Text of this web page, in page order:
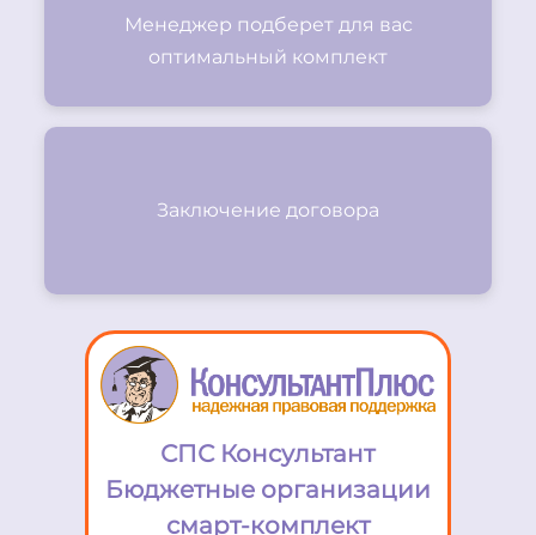
Менеджер подберет для вас
оптимальный комплект
Заключение договора
СПС Консультант
Бюджетные организации
смарт-комплект